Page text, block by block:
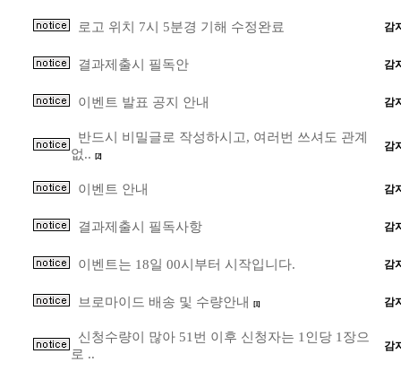
로고 위치 7시 5분경 기해 수정완료 감
결과제출시 필독안 감
이벤트 발표 공지 안내 감
반드시 비밀글로 작성하시고, 여러번 쓰셔도 관계
없..
[2]
감
이벤트 안내 감
결과제출시 필독사항 감
이벤트는 18일 00시부터 시작입니다. 감
브로마이드 배송 및 수량안내 [1] 감
신청수량이 많아 51번 이후 신청자는 1인당 1장으
로 ..
감